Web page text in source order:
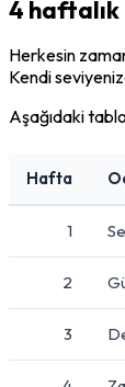
4 haftalık
Herkesin
Kendi
Aşağıdaki
Hafta
1
2
3